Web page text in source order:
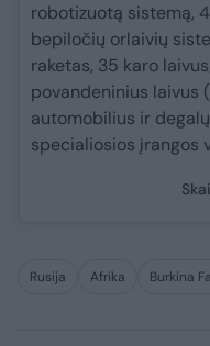
robotizuotą sistemą,
bepiločių orlaivių
raketas, 35 karo
povandeninius laivus
automobilius ir
specialiosios įrangos
Rusija Afrika Burkina